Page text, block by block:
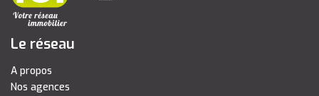
Le réseau
A propos
Nos agences